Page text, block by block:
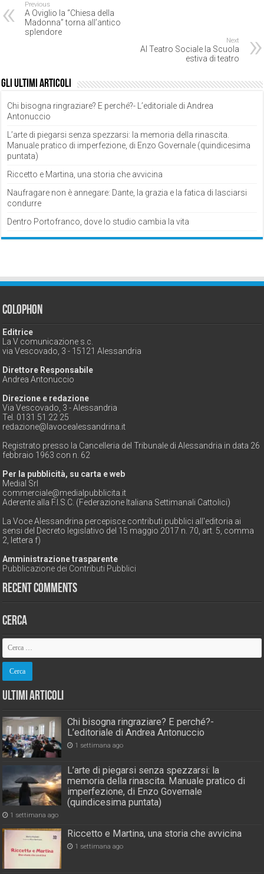
Previous
A Oviglio la “Chiesa della
Madonna” torna all’antico
splendore
Next
Al Teatro Sociale la Scuola
estiva di teatro
Gli ultimi articoli
Chi bisogna ringraziare? E perché?- L’editoriale di Andrea
Antonuccio
L’arte di piegarsi senza spezzarsi: la memoria della rinascita.
Manuale pratico di imperfezione, di Enzo Governale (quindicesima
puntata)
Riccetto e Martina, una storia che avvicina
Naufragare non è annegare: Dante, la grazia e la fatica di lasciarsi
condurre
Dentro Portofranco, dove lo studio cambia la vita
Colophon
Editrice
La V comunicazione s.c.
via Vescovado, 3 - 15121 Alessandria
Direttore Responsabile
Andrea Antonuccio
Direzione e redazione
Via Vescovado, 3 - Alessandria
Tel. 0131 51 22 25
redazione@lavocealessandrina.it
Registrato presso la Cancelleria del Tribunale di Alessandria in data 26
febbraio 1963 con n. 62
Per la pubblicità, su carta e web
Medial Srl
commerciale@medialpubblicita.it
Aderente alla F.I.S.C. (Federazione Italiana Settimanali Cattolici)
La Voce Alessandrina percepisce contributi pubblici all'editoria ai
sensi del Decreto legislativo del 15 maggio 2017 n. 70, art. 5, comma
2, lettera f)
Amministrazione trasparente
Pubblicazione dei Contributi Pubblici
Recent Comments
Cerca
Ultimi Articoli
Chi bisogna ringraziare? E perché?-
L’editoriale di Andrea Antonuccio
1 settimana ago
L’arte di piegarsi senza spezzarsi: la
memoria della rinascita. Manuale pratico di
imperfezione, di Enzo Governale
(quindicesima puntata)
1 settimana ago
Riccetto e Martina, una storia che avvicina
1 settimana ago